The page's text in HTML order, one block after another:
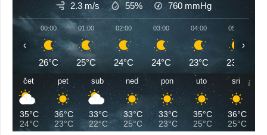
2.3 m/s 55% 760 mmHg
00:00
26°C
01:00
25°C
02:00
24°C
03:00
24°C
04:00
23°C
05:00
23°C
‹ ›
čet
35°C
24°C
pet
36°C
23°C
sub
33°C
22°C
ned
33°C
25°C
pon
33°C
23°C
uto
35°C
25°C
sri
36°C
25°C